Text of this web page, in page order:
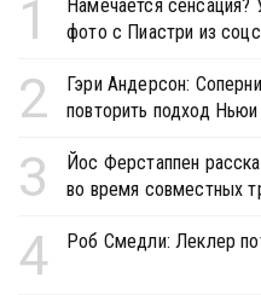
1
Намечается
фото с Пиастри из
2
Гэри Андерсон:
повторить подход Ньюи
3
Йос Ферстаппен
во время совместных
4 Роб Смедли: Леклер